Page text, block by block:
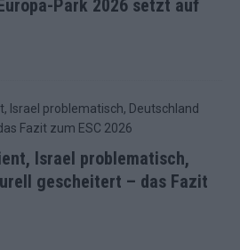
Park 2026 setzt auf
Israel problematisch,
gescheitert – das Fazit